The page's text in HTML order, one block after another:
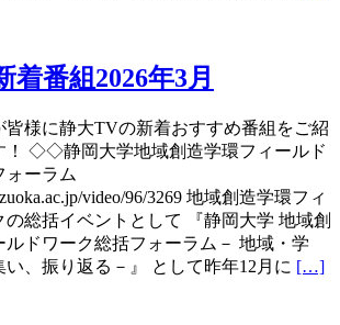
着番組2026年3月
皆様に静大TVの新着おすすめ番組をご紹
！ ◇◇静岡大学地域創造学環フィールド
ォーラム
video/96/3269 地域創造学環フィ
の総括イベントとして 『静岡大学 地域創
ルドワーク総括フォーラム－ 地域・学
い、振り返る－』 として昨年12月に […]